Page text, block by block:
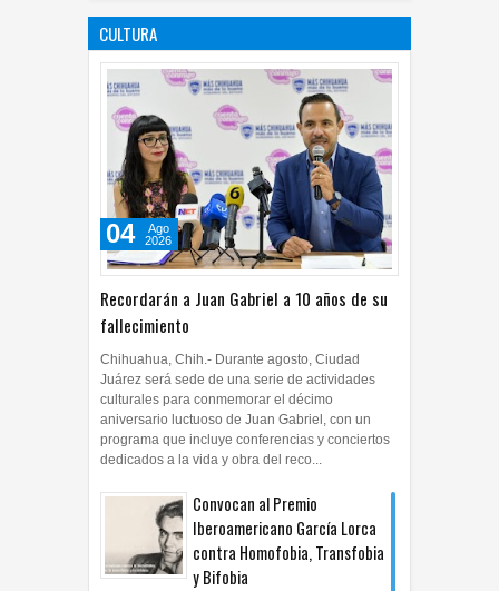
CULTURA
Recordarán a Juan Gabriel a 10 años de su
fallecimiento
04
Ago
2026
Chihuahua, Chih.- Durante agosto, Ciudad
Juárez será sede de una serie de actividades
culturales para conmemorar el décimo
aniversario luctuoso de Juan Gabriel, con un
programa que incluye conferencias y conciertos
dedicados a la vida y obra del reco...
Convocan al Premio
Iberoamericano García Lorca
contra Homofobia, Transfobia
y Bifobia